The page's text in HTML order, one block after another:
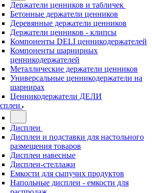
Держатели ценников и табличек
Бетонные держатели ценников
Деревянные держатели ценников
Держатели ценников - клипсы
Компоненты DELI ценникодержателей
Компоненты шарнирных
ценникодержателей
Металлические держатели ценников
Универсальные ценникодержатели на
шарнирах
Ценникодержатели ДЕЛИ
Дисплеи
Дисплеи и подставки для настольного
размещения товаров
Дисплеи навесные
Дисплеи-стеллажи
Емкости для сыпучих продуктов
Напольные дисплеи - емкости для